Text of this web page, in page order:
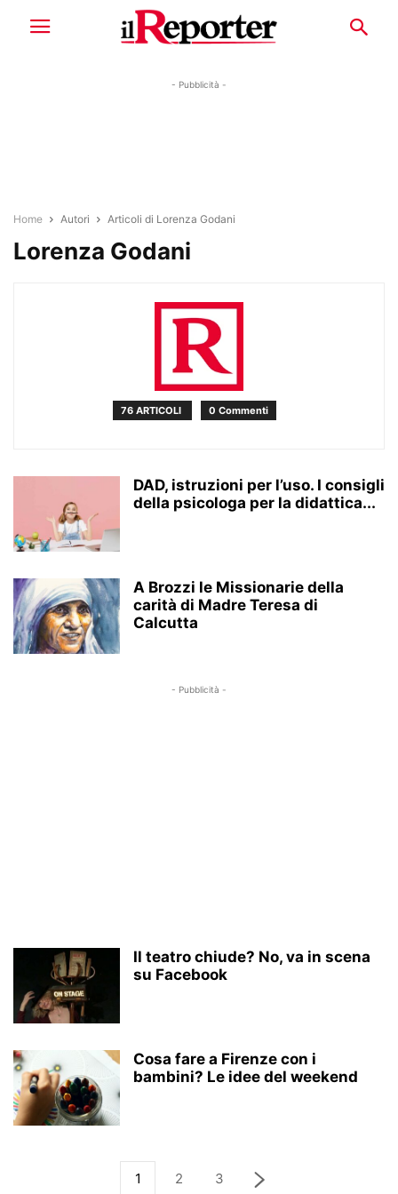
- Pubblicità -
Home Autori Articoli di Lorenza Godani
Lorenza Godani
76 ARTICOLI 0 Commenti
DAD, istruzioni per l’uso. I consigli
della psicologa per la didattica...
A Brozzi le Missionarie della
carità di Madre Teresa di
Calcutta
- Pubblicità -
Il teatro chiude? No, va in scena
su Facebook
Cosa fare a Firenze con i
bambini? Le idee del weekend
1 2 3